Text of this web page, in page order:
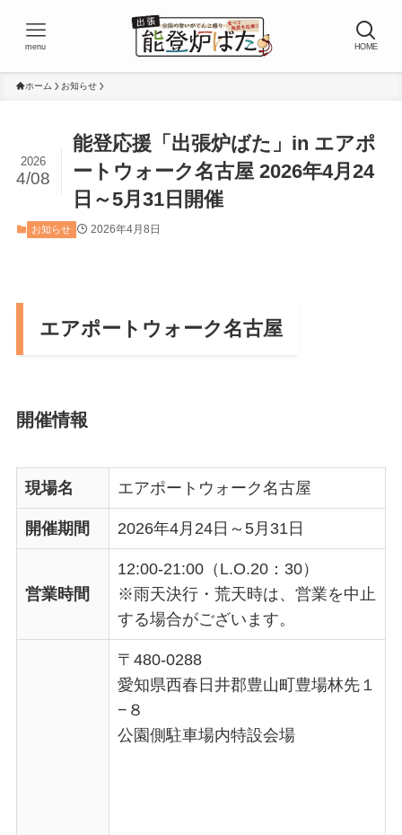
HOME
menu
ホーム お知らせ
能登応援「出張炉ばた」in エアポ
ートウォーク名古屋 2026年4月24
日～5月31日開催
2026
4/08
お知らせ 2026年4月8日
エアポートウォーク名古屋
開催情報
現場名 エアポートウォーク名古屋
開催期間 2026年4月24日～5月31日
営業時間
12:00-21:00（L.O.20：30）
※雨天決行・荒天時は、営業を中止
する場合がございます。
〒480-0288
愛知県西春日井郡豊山町豊場林先１
−８
公園側駐車場内特設会場